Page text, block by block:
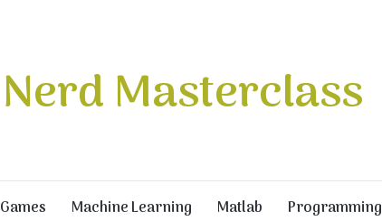
Nerd Masterclass
Games Machine Learning Matlab Programming